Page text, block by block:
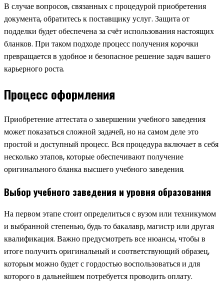
В случае вопросов, связанных с процедурой приобретения
документа, обратитесь к поставщику услуг. Защита от
подделки будет обеспечена за счёт использования настоящих
бланков. При таком подходе процесс получения корочки
превращается в удобное и безопасное решение задач вашего
карьерного роста.
Процесс оформления
Приобретение аттестата о завершении учебного заведения
может показаться сложной задачей, но на самом деле это
простой и доступный процесс. Вся процедура включает в себя
несколько этапов, которые обеспечивают получение
оригинального бланка высшего учебного заведения.
Выбор учебного заведения и уровня образования
На первом этапе стоит определиться с вузом или техникумом
и выбранной степенью, будь то бакалавр, магистр или другая
квалификация. Важно предусмотреть все нюансы, чтобы в
итоге получить оригинальный и соответствующий образец,
которым можно будет с гордостью воспользоваться и для
которого в дальнейшем потребуется проводить оплату.